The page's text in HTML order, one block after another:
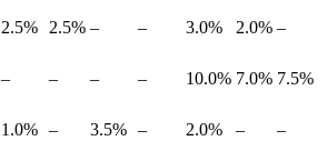
2.5% 2.5% – – 3.0% 2.0% –
– – – – 10.0% 7.0% 7.5%
1.0% – 3.5% – 2.0% – –